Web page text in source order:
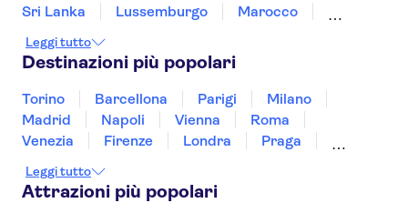
Sri Lanka
Lussemburgo
Marocco
Slovenia
Thailandia Tunisia
Vietnam
Leggi tutto
Destinazioni più popolari
Torino Barcellona Parigi
Milano
Madrid
Napoli Vienna
Roma
Venezia
Firenze Londra
Praga
Bologna
Malta Genova
Leggi tutto
Attrazioni più popolari